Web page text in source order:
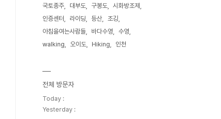
국토종주
대부도 구봉도
시화방조제
인증센터
라이딩 등산
조깅
아침을여는사람들
바다수영
수영
walking
오이도 Hiking 인천
전체 방문자
Today :
Yesterday :